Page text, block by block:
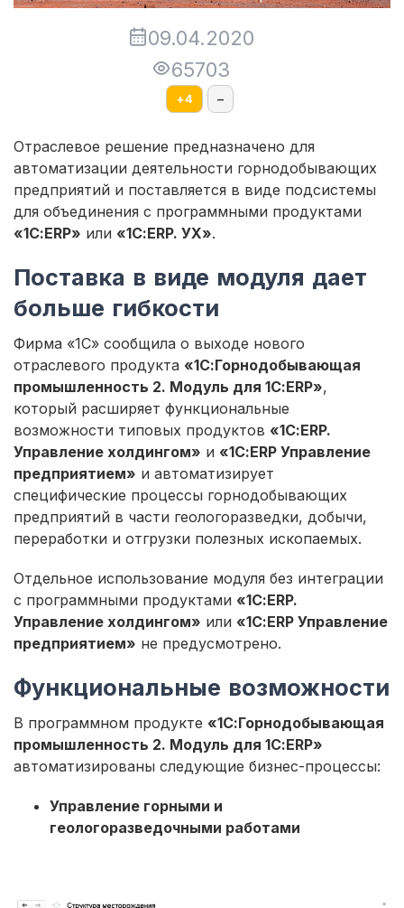
09.04.2020
65703
+4 –
Отраслевое решение предназначено для
автоматизации деятельности горнодобывающих
предприятий и поставляется в виде подсистемы
для объединения с программными продуктами
«1С:ERP» или «1С:ERP. УХ».
Поставка в виде модуля дает
больше гибкости
Фирма «1С» сообщила о выходе нового
отраслевого продукта «1С:Горнодобывающая
промышленность 2. Модуль для 1С:ERP»,
который расширяет функциональные
возможности типовых продуктов «1С:ERP.
Управление холдингом» и «1С:ERP Управление
предприятием» и автоматизирует
специфические процессы горнодобывающих
предприятий в части геологоразведки, добычи,
переработки и отгрузки полезных ископаемых.
Отдельное использование модуля без интеграции
с программными продуктами «1С:ERP.
Управление холдингом» или «1С:ERP Управление
предприятием» не предусмотрено.
Функциональные возможности
В программном продукте «1С:Горнодобывающая
промышленность 2. Модуль для 1С:ERP»
автоматизированы следующие бизнес-процессы:
Управление горными и
геологоразведочными работами